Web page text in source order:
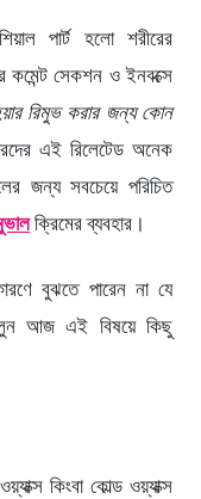
পার্ট হলো শরীরের
কমেন্ট সেকশন ও ইনবক্সে
রিমুভ করার জন্য কোন
এই রিলেটেড অনেক
জন্য সবচেয়ে পরিচিত
ক্রিমের ব্যবহার।
বুঝতে পারেন না যে
আজ এই বিষয়ে কিছু
কিংবা কোল্ড ওয়্যাক্স